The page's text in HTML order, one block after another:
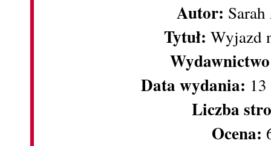
Autor:
Tytuł: Wyjazd
Data wydania:
Liczba
Ocena: